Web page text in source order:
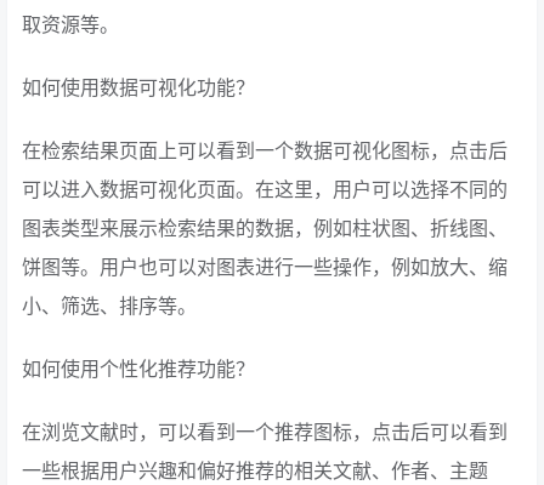
取资源等。
如何使用数据可视化功能？
在检索结果页面上可以看到一个数据可视化图标，点击后
可以进入数据可视化页面。在这里，用户可以选择不同的
图表类型来展示检索结果的数据，例如柱状图、折线图、
饼图等。用户也可以对图表进行一些操作，例如放大、缩
小、筛选、排序等。
如何使用个性化推荐功能？
在浏览文献时，可以看到一个推荐图标，点击后可以看到
一些根据用户兴趣和偏好推荐的相关文献、作者、主题